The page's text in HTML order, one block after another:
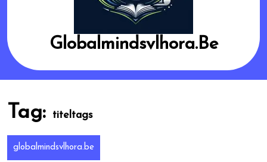
Globalmindsvlhora.be
Tag: titeltags
globalmindsvlhora.be